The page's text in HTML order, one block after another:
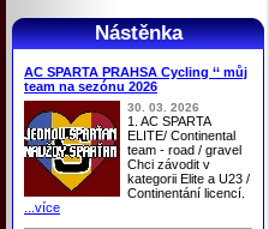
Nástěnka
AC SPARTA PRAHSA Cycling ‘‘ můj
team na sezónu 2026
30. 03. 2026
1. AC SPARTA
ELITE/ Continental
team - road / gravel
Chci závodit v
kategorii Elite a U23 /
Continentání licencí.
...více